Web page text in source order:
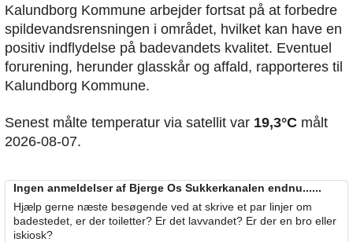
Kalundborg Kommune arbejder fortsat på at forbedre
spildevandsrensningen i området, hvilket kan have en
positiv indflydelse på badevandets kvalitet. Eventuel
forurening, herunder glasskår og affald, rapporteres til
Kalundborg Kommune.
Senest målte temperatur via satellit var 19,3°C målt
2026-08-07.
Ingen anmeldelser af Bjerge Os Sukkerkanalen endnu......
Hjælp gerne næste besøgende ved at skrive et par linjer om
badestedet, er der toiletter? Er det lavvandet? Er der en bro eller
iskiosk?